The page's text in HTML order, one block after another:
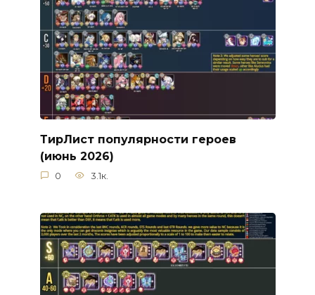
ТирЛист популярности героев
(июнь 2026)
0 3.1к.